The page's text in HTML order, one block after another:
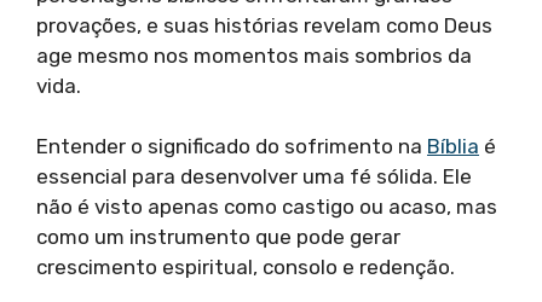
provações, e suas histórias revelam como Deus
age mesmo nos momentos mais sombrios da
vida.
Entender o significado do sofrimento na Bíblia é
essencial para desenvolver uma fé sólida. Ele
não é visto apenas como castigo ou acaso, mas
como um instrumento que pode gerar
crescimento espiritual, consolo e redenção.